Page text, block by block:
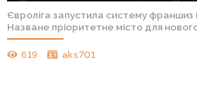
Євроліга запустила систему франшиз
Назване пріоритетне місто для
619 aks701